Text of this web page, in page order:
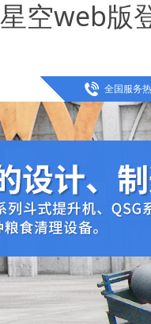
星空web版
全国服务